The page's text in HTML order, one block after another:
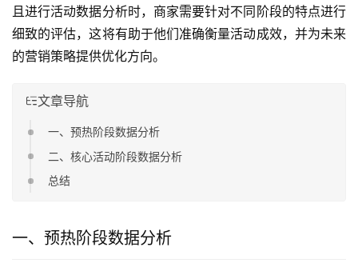
且进行活动数据分析时，商家需要针对不同阶段的特点进行
细致的评估，这将有助于他们准确衡量活动成效，并为未来
的营销策略提供优化方向。
文章导航
一、预热阶段数据分析
二、核心活动阶段数据分析
总结
一、预热阶段数据分析